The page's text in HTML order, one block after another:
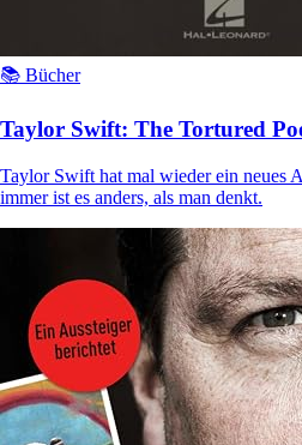
📚 Bücher
Taylor Swift: The Tortured
Taylor Swift hat mal wieder ein neues
immer ist es anders, als man denkt.